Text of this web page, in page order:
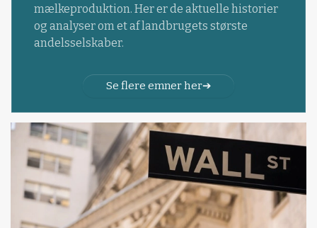
mælkeproduktion. Her er de aktuelle historier
og analyser om et af landbrugets største
andelsselskaber.
Se flere emner her